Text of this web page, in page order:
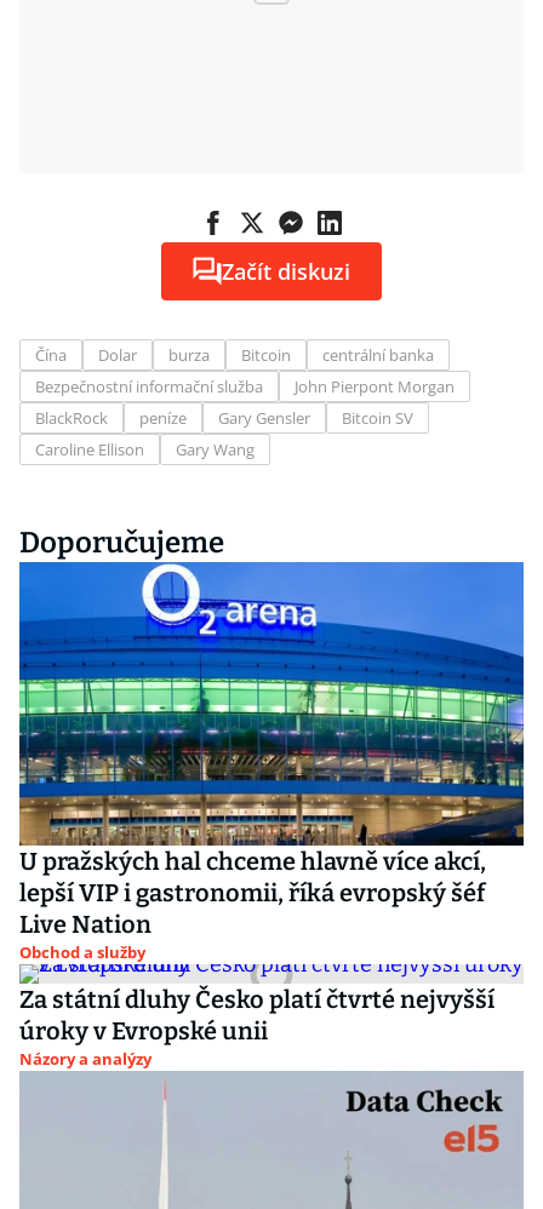
Začít diskuzi
Čína Dolar burza Bitcoin
centrální banka
Bezpečnostní informační služba
John Pierpont Morgan
BlackRock
peníze Gary Gensler
Bitcoin SV
Caroline Ellison
Gary Wang
Doporučujeme
U pražských hal chceme hlavně více akcí,
lepší VIP i gastronomii, říká evropský šéf
Live Nation
Obchod a služby
Za státní dluhy Česko platí čtvrté nejvyšší
úroky v Evropské unii
Názory a analýzy